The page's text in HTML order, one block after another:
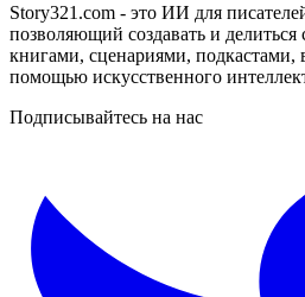
Story321.com - это ИИ для
позволяющий создавать и
книгами, сценариями,
помощью искусственного
Подписывайтесь на нас